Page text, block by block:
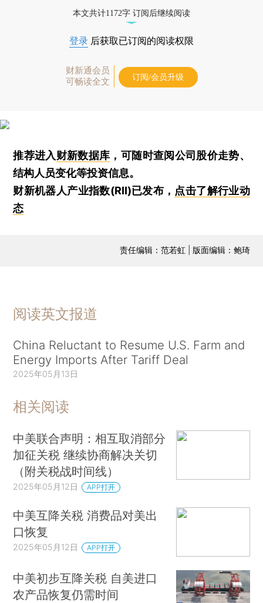
本文共计1172字 订阅后继续阅读
登录 后获取已订阅的阅读权限
财新通会员
可畅读全文
订阅/会员升级
推荐进入财新数据库 ，可随时查阅公司股价走势、
结构人员变化等投资信息。
财新机器人产业指数(RII)已发布， 点击了解行业动
态
责任编辑：范若虹 | 版面编辑：鲍琦
阅读英文报道
China Reluctant to Resume U.S. Farm and
Energy Imports After Tariff Deal
2025年05月13日
相关阅读
中美联合声明：相互取消部分
加征关税 继续协商解决关切
（附关税战时间线）
2025年05月12日 APP打开
中美互降关税 消费品对美出
口恢复
2025年05月12日 APP打开
中美初步互降关税 自美进口
农产品恢复仍需时间